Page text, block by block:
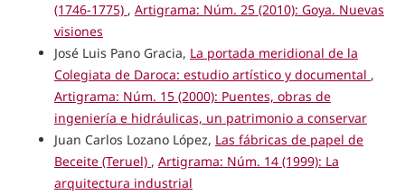
(1746-1775) , Artigrama: Núm. 25 (2010): Goya. Nuevas
visiones
José Luis Pano Gracia, La portada meridional de la
Colegiata de Daroca: estudio artístico y documental ,
Artigrama: Núm. 15 (2000): Puentes, obras de
ingeniería e hidráulicas, un patrimonio a conservar
Juan Carlos Lozano López, Las fábricas de papel de
Beceite (Teruel) , Artigrama: Núm. 14 (1999): La
arquitectura industrial